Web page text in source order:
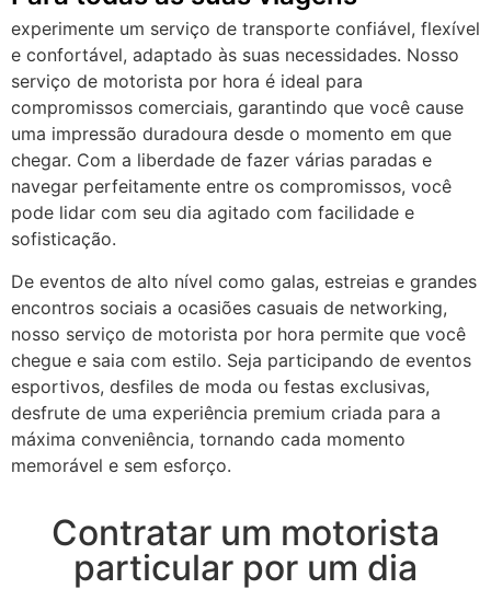
experimente um serviço de transporte confiável, flexível
e confortável, adaptado às suas necessidades. Nosso
serviço de motorista por hora é ideal para
compromissos comerciais, garantindo que você cause
uma impressão duradoura desde o momento em que
chegar. Com a liberdade de fazer várias paradas e
navegar perfeitamente entre os compromissos, você
pode lidar com seu dia agitado com facilidade e
sofisticação.
De eventos de alto nível como galas, estreias e grandes
encontros sociais a ocasiões casuais de networking,
nosso serviço de motorista por hora permite que você
chegue e saia com estilo. Seja participando de eventos
esportivos, desfiles de moda ou festas exclusivas,
desfrute de uma experiência premium criada para a
máxima conveniência, tornando cada momento
memorável e sem esforço.
Contratar um motorista
particular por um dia